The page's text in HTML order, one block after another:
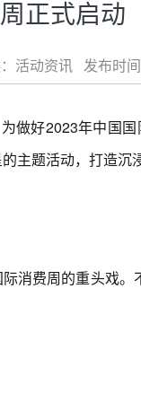
正式启动
活动资讯 发布时
好2023年中国国
主题活动，打造沉
费周的重头戏。